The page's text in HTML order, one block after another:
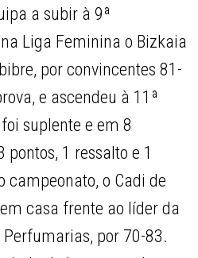
a subir à 9ª
Liga Feminina o Bizkaia
por convincentes 81-
e ascendeu à 11ª
foi suplente e em 8
1 ressalto e 1
campeonato, o Cadi de
casa frente ao líder da
por 70-83.